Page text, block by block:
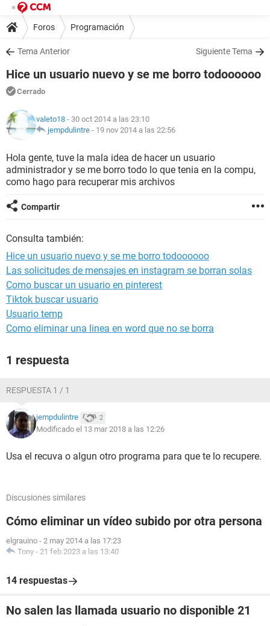
Foros Programación
Tema Anterior Siguiente Tema
Hice un usuario nuevo y se me borro todoooooo
Cerrado
valeto18 - 30 oct 2014 a las 23:10
jempdulintre - 19 nov 2014 a las 22:56
Hola gente, tuve la mala idea de hacer un usuario
administrador y se me borro todo lo que tenia en la compu,
como hago para recuperar mis archivos
Compartir
Consulta también:
Hice un usuario nuevo y se me borro todoooooo
Las solicitudes de mensajes en instagram se borran solas
Como buscar un usuario en pinterest
Tiktok buscar usuario
Usuario temp
Como eliminar una linea en word que no se borra
1 respuesta
RESPUESTA 1 / 1
jempdulintre 2
Modificado el 13 mar 2018 a las 12:26
Usa el recuva o algun otro programa para que te lo recupere.
Discusiones similares
Cómo eliminar un vídeo subido por otra persona
elgrauino - 2 may 2014 a las 17:23
Tony - 21 feb 2023 a las 13:40
14 respuestas
No salen las llamada usuario no disponible 21